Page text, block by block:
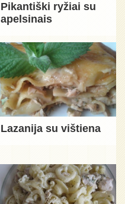
Pikantiški ryžiai su
apelsinais
Lazanija su vištiena